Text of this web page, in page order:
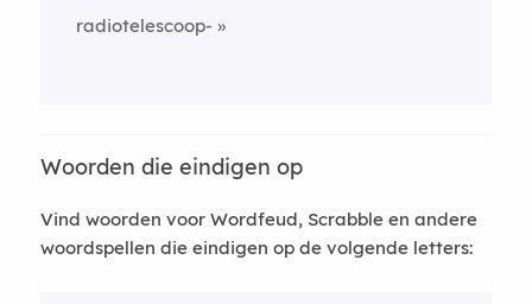
radiotelescoop-
Woorden die eindigen op
Vind woorden voor Wordfeud, Scrabble en andere
woordspellen die eindigen op de volgende letters: